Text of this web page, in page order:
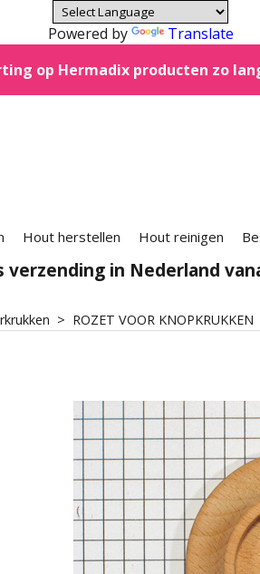
Powered by
Translate
op Hermadix producten zo
Hout herstellen Hout reinigen
verzending in Nederland
> ROZET VOOR KNOPKRUKKEN